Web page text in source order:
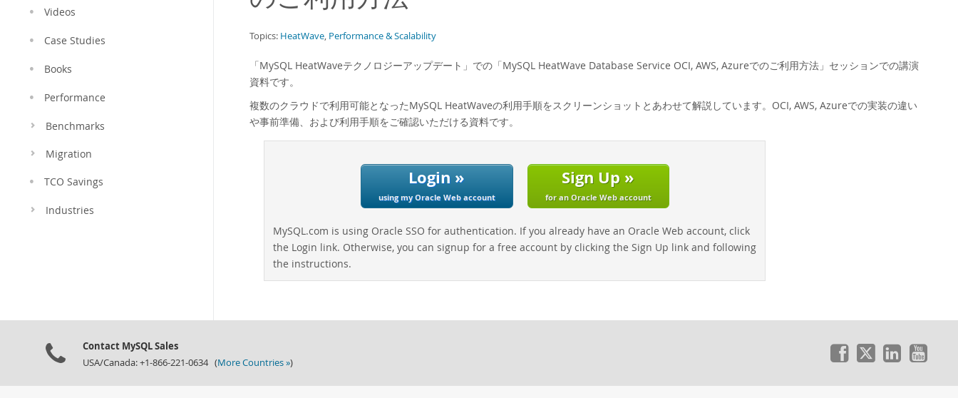
Videos
Case Studies
Books
Performance
Benchmarks
Migration
TCO Savings
Industries
Topics: HeatWave, Performance & Scalability
「MySQL HeatWaveテクノロジーアップデート」での「MySQL HeatWave Database Service OCI, AWS, Azureでのご利用方法」セッションでの講演
資料です。
複数のクラウドで利用可能となったMySQL HeatWaveの利用手順をスクリーンショットとあわせて解説しています。OCI, AWS, Azureでの実装の違い
や事前準備、および利用手順をご確認いただける資料です。
Login »
using my Oracle Web account
Sign Up »
for an Oracle Web account
MySQL.com is using Oracle SSO for authentication. If you already have an Oracle Web account, click
the Login link. Otherwise, you can signup for a free account by clicking the Sign Up link and following
the instructions.
Contact MySQL Sales
USA/Canada: +1-866-221-0634 (More Countries »)